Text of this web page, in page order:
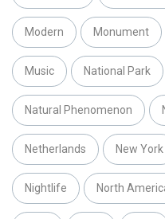
Modern Monument
Music National Park
Natural Phenomenon
Netherlands New York
Nightlife North